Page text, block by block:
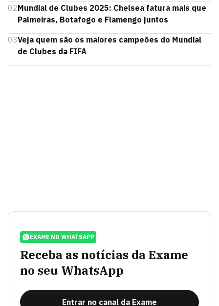
02Mundial de Clubes 2025: Chelsea fatura mais que
Palmeiras, Botafogo e Flamengo juntos
03Veja quem são os maiores campeões do Mundial
de Clubes da FIFA
EXAME NO WHATSAPP
Receba as notícias da Exame
no seu WhatsApp
Entrar no canal da Exame